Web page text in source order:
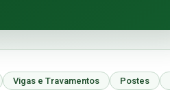
Vigas e Travamentos Postes